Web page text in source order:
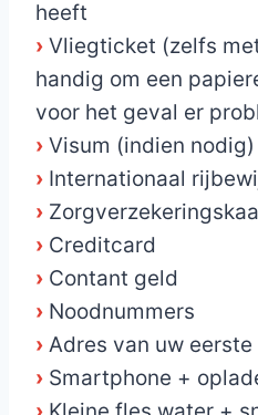
heeft
› Vliegticket (zelfs
handig om een
voor het geval er
› Visum (indien nodig)
› Internationaal
›
› Creditcard
› Contant geld
› Noodnummers
› Adres van uw
› Smartphone +